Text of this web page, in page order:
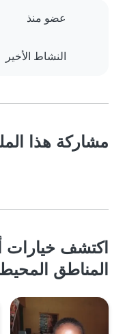
عضو منذ
النشاط الأخير
مشاركة هذا
اكتشف
المناطق